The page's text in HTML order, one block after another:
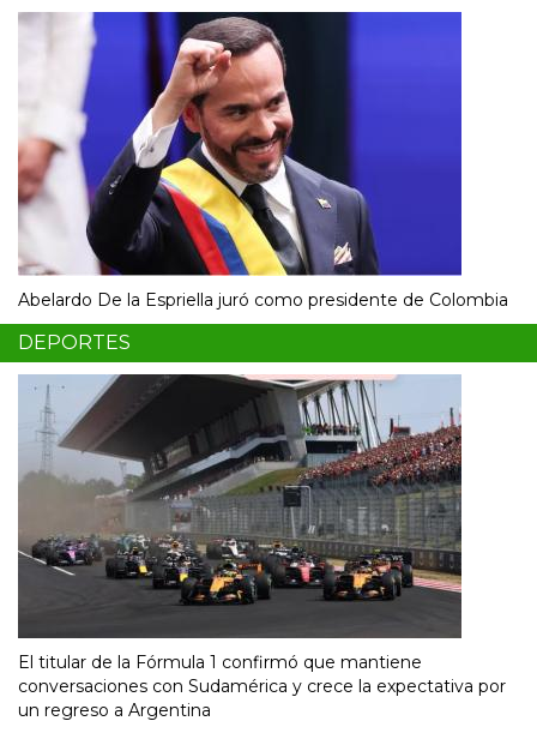
Abelardo De la Espriella juró como presidente de Colombia
DEPORTES
El titular de la Fórmula 1 confirmó que mantiene
conversaciones con Sudamérica y crece la expectativa por
un regreso a Argentina